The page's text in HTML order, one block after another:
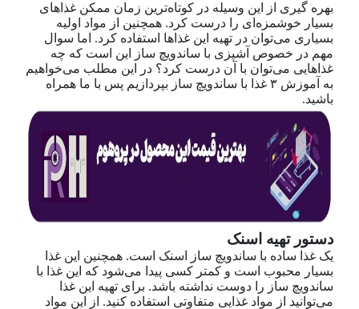
بهره گیری از این وسیله در کوتاه‌ترین زمان ممکن غذاهای
بسیار خوشمزه‌ای را درست کرد. همچنین از مواد اولیه
بسیاری می‌توان در تهیه این غذاها استفاده کرد. اما سوال
مهم در خصوص آشپزی با ساندویچ ساز این است که چه
غذاهایی می‌توان با آن درست کرد؟ در این مطلب می‌خواهیم
به آموزش ۳ غذا با ساندویچ ساز بپردازیم پس با ما همراه
باشید.
دستور تهیه اسنک
یک غذا ساده با ساندویچ ساز اسنک است. همچنین این غذا
بسیار محبوب است و کمتر کسی پیدا می‌شود که این غذا با
ساندویچ ساز را دوست نداشته باشد. برای تهیه این غذا
می‌توانید از مواد غذایی متفاوتی استفاده کنید. از این مواد